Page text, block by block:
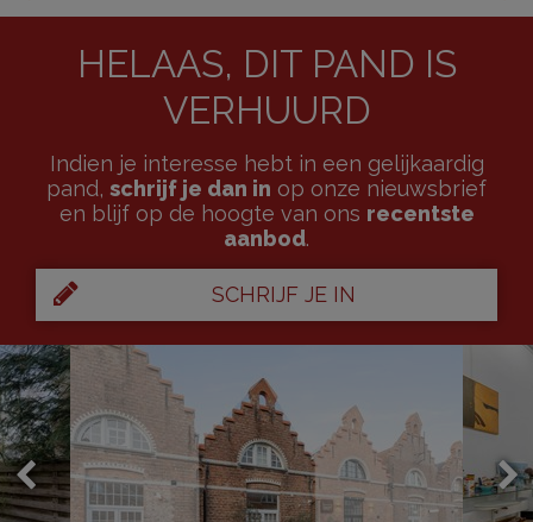
HELAAS, DIT PAND IS
VERHUURD
Indien je interesse hebt in een gelijkaardig
pand, schrijf je dan in op onze nieuwsbrief
en blijf op de hoogte van ons recentste
aanbod.
SCHRIJF JE IN